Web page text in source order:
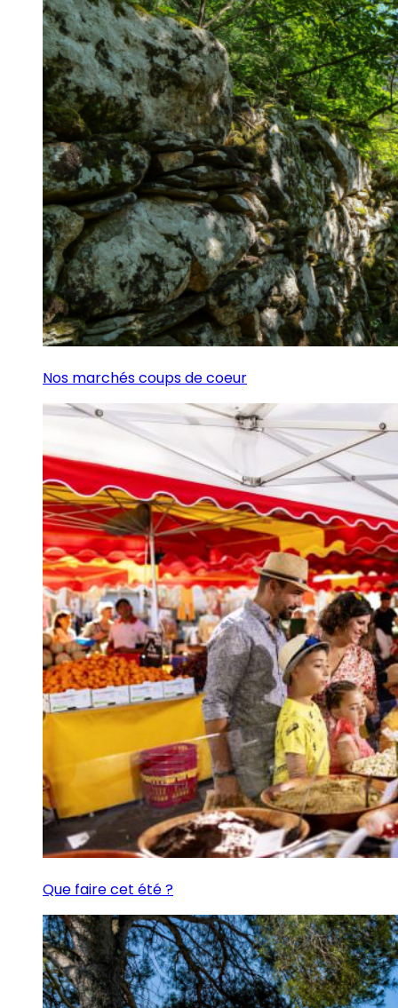
Nos marchés coups de coeur
Que faire cet été ?